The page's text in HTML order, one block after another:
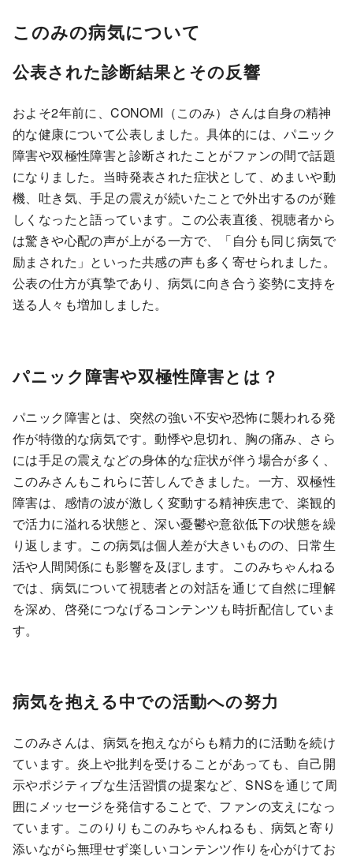
このみの病気について
公表された診断結果とその反響
およそ2年前に、CONOMI（このみ）さんは自身の精神
的な健康について公表しました。具体的には、パニック
障害や双極性障害と診断されたことがファンの間で話題
になりました。当時発表された症状として、めまいや動
機、吐き気、手足の震えが続いたことで外出するのが難
しくなったと語っています。この公表直後、視聴者から
は驚きや心配の声が上がる一方で、「自分も同じ病気で
励まされた」といった共感の声も多く寄せられました。
公表の仕方が真摯であり、病気に向き合う姿勢に支持を
送る人々も増加しました。
パニック障害や双極性障害とは？
パニック障害とは、突然の強い不安や恐怖に襲われる発
作が特徴的な病気です。動悸や息切れ、胸の痛み、さら
には手足の震えなどの身体的な症状が伴う場合が多く、
このみさんもこれらに苦しんできました。一方、双極性
障害は、感情の波が激しく変動する精神疾患で、楽観的
で活力に溢れる状態と、深い憂鬱や意欲低下の状態を繰
り返します。この病気は個人差が大きいものの、日常生
活や人間関係にも影響を及ぼします。このみちゃんねる
では、病気について視聴者との対話を通じて自然に理解
を深め、啓発につなげるコンテンツも時折配信していま
す。
病気を抱える中での活動への努力
このみさんは、病気を抱えながらも精力的に活動を続け
ています。炎上や批判を受けることがあっても、自己開
示やポジティブな生活習慣の提案など、SNSを通じて周
囲にメッセージを発信することで、ファンの支えになっ
ています。このりりもこのみちゃんねるも、病気と寄り
添いながら無理せず楽しいコンテンツ作りを心がけてお